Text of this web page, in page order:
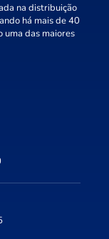
na distribuição
há mais de 40
uma das maiores